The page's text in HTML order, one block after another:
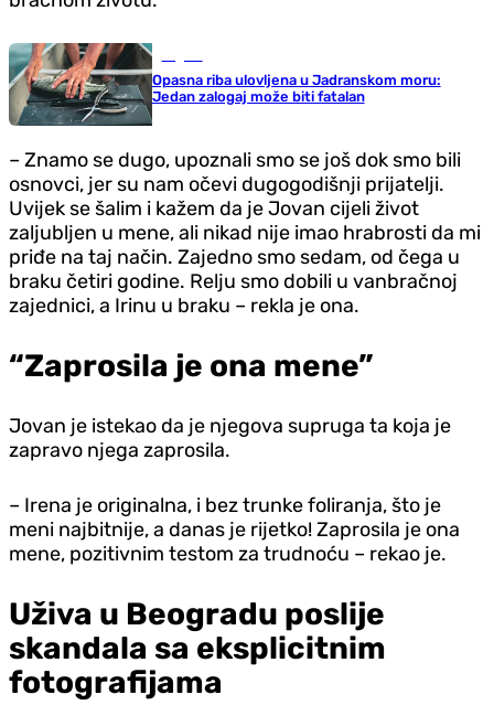
Opasna riba ulovljena u Jadranskom moru:
Jedan zalogaj može biti fatalan
– Znamo se dugo, upoznali smo se još dok smo bili
osnovci, jer su nam očevi dugogodišnji prijatelji.
Uvijek se šalim i kažem da je Jovan cijeli život
zaljubljen u mene, ali nikad nije imao hrabrosti da mi
priđe na taj način. Zajedno smo sedam, od čega u
braku četiri godine. Relju smo dobili u vanbračnoj
zajednici, a Irinu u braku – rekla je ona.
“Zaprosila je ona mene”
Jovan je istekao da je njegova supruga ta koja je
zapravo njega zaprosila.
– Irena je originalna, i bez trunke foliranja, što je
meni najbitnije, a danas je rijetko! Zaprosila je ona
mene, pozitivnim testom za trudnoću – rekao je.
Uživa u Beogradu poslije
skandala sa eksplicitnim
fotografijama